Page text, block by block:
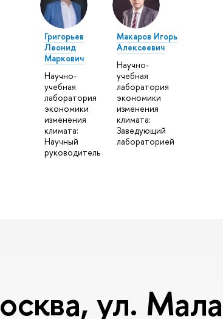
Григорьев
Леонид
Маркович
Научно-
учебная
лаборатория
экономики
изменения
климата:
Научный
руководитель
Макаров Игорь
Алексеевич
Научно-
учебная
лаборатория
экономики
изменения
климата:
Заведующий
лабораторией
ул.